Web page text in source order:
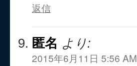
返信
匿名 より:
2015年6月11日 5:56 AM